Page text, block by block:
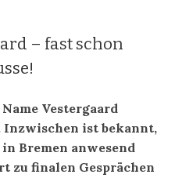
– fast schon
Vestergaard
Inzwischen ist bekannt,
Bremen anwesend
zu finalen Gesprächen